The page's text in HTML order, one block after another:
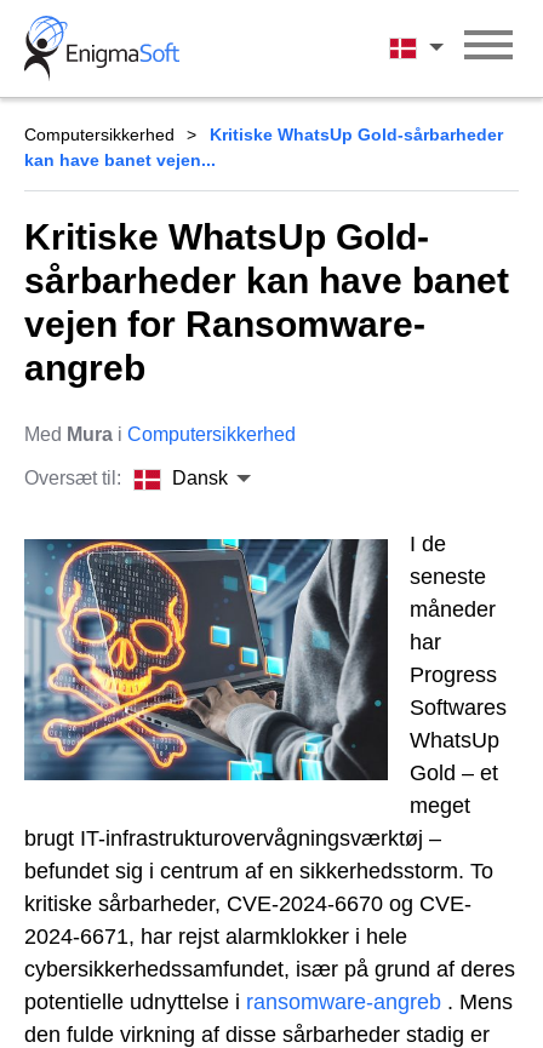
Skip
content
Dansk
Computersikkerhed
Kritiske WhatsUp Gold-sårbarheder
kan have banet vejen...
Kritiske WhatsUp Gold-
sårbarheder kan have banet
vejen for Ransomware-
angreb
Med Mura i Computersikkerhed
Oversæt til: Dansk
I de
seneste
måneder
har
Progress
Softwares
WhatsUp
Gold – et
meget
brugt IT-infrastrukturovervågningsværktøj –
befundet sig i centrum af en sikkerhedsstorm. To
kritiske sårbarheder, CVE-2024-6670 og CVE-
2024-6671, har rejst alarmklokker i hele
cybersikkerhedssamfundet, især på grund af deres
potentielle udnyttelse i ransomware-angreb . Mens
den fulde virkning af disse sårbarheder stadig er